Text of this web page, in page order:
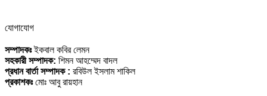
যোগাযোগ
সম্পাদকঃইকবাল কবির লেমন
সহকারী সম্পাদক: শিমন আহম্মেদ বাদল
প্রধান বার্তা সম্পাদক : রবিউল ইসলাম শাকিল
প্রকাশকঃমোঃ আবু রায়হান